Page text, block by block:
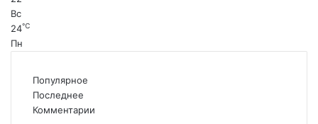
Вс
24℃
Пн
Популярное
Последнее
Комментарии